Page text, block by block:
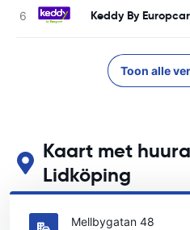
Keddy By Europcar
Toon alle
Kaart met
Lidköping
Zie onze belangrijkste
Mellbygatan 48